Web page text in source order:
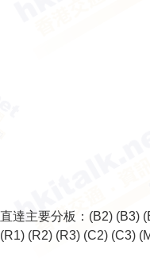
直達主要分板： (B2) (B3)
(R1) (R2) (R3) (C2) (C3)